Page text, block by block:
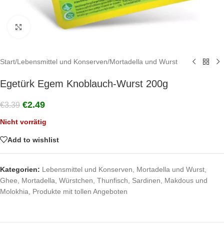
Click to enlarge
Start/Lebensmittel und Konserven/Mortadella und Wurst
Egetürk Egem Knoblauch-Wurst 200g
€3.39 €2.49
Nicht vorrätig
Add to wishlist
Kategorien: Lebensmittel und Konserven Mortadella und Wurst
Ghee, Mortadella, Würstchen, Thunfisch, Sardinen, Makdous und
Molokhia
Produkte mit tollen Angeboten